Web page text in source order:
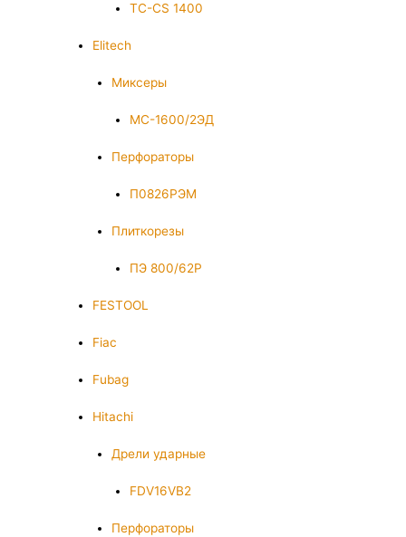
TC-CS 1400
Elitech
Миксеры
МС-1600/2ЭД
Перфораторы
П0826РЭМ
Плиткорезы
ПЭ 800/62Р
FESTOOL
Fiac
Fubag
Hitachi
Дрели ударные
FDV16VB2
Перфораторы